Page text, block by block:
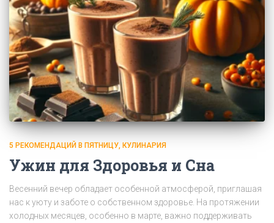
5 РЕКОМЕНДАЦИЙ В ПЯТНИЦУ КУЛИНАРИЯ
Ужин для Здоровья и Сна
Весенний вечер обладает особенной атмосферой, приглашая
нас к уюту и заботе о собственном здоровье. На протяжении
холодных месяцев, особенно в марте, важно поддерживать